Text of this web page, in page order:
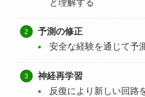
と理解する
予測の修正
安全な経験を通じて予
神経再学習
反復により新しい回路